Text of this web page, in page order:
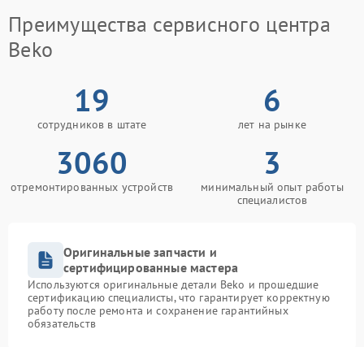
Преимущества сервисного центра
Beko
19
сотрудников в штате
6
лет на рынке
3060
отремонтированных устройств
3
минимальный опыт работы
специалистов
Оригинальные запчасти и
сертифицированные мастера
Используются оригинальные детали Beko и прошедшие
сертификацию специалисты, что гарантирует корректную
работу после ремонта и сохранение гарантийных
обязательств